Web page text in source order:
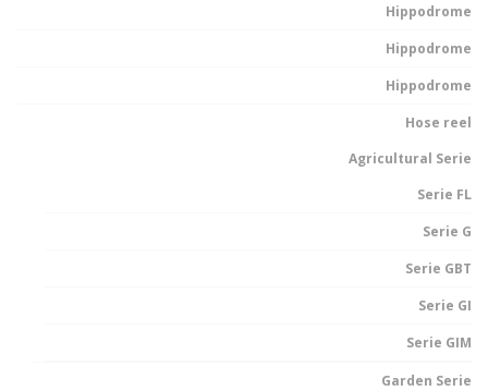
Hippodrome
Hippodrome
Hippodrome
Hose reel
Agricultural Serie
Serie FL
Serie G
Serie GBT
Serie GI
Serie GIM
Garden Serie